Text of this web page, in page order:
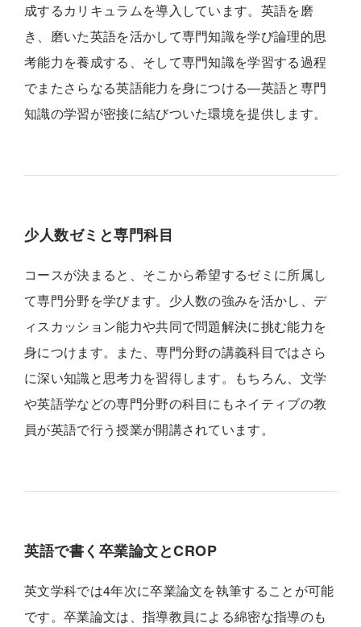
成するカリキュラムを導入しています。英語を磨
き、磨いた英語を活かして専門知識を学び論理的思
考能力を養成する、そして専門知識を学習する過程
でまたさらなる英語能力を身につける—英語と専門
知識の学習が密接に結びついた環境を提供します。
少人数ゼミと専門科目
コースが決まると、そこから希望するゼミに所属し
て専門分野を学びます。少人数の強みを活かし、デ
ィスカッション能力や共同で問題解決に挑む能力を
身につけます。また、専門分野の講義科目ではさら
に深い知識と思考力を習得します。もちろん、文学
や英語学などの専門分野の科目にもネイティブの教
員が英語で行う授業が開講されています。
英語で書く卒業論文とCROP
英文学科では4年次に卒業論文を執筆することが可能
です。卒業論文は、指導教員による綿密な指導のも